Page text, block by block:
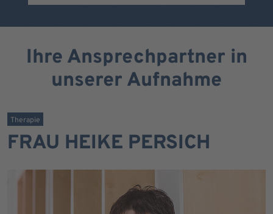
Ihre Ansprechpartner in
unserer Aufnahme
Therapie
FRAU HEIKE PERSICH